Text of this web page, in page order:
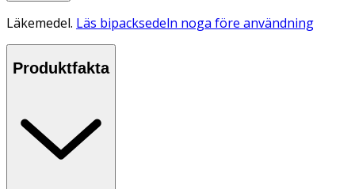
Läkemedel. Läs bipacksedeln noga före användning
Produktfakta